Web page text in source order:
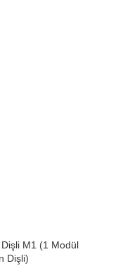
M1 (1 Modül
Dişli)